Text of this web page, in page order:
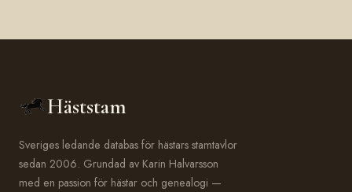
Häststam
Sveriges ledande databas för hästars stamtavlor
sedan 2006. Grundad av Karin Halvarsson
med en passion för hästar och genealogi —